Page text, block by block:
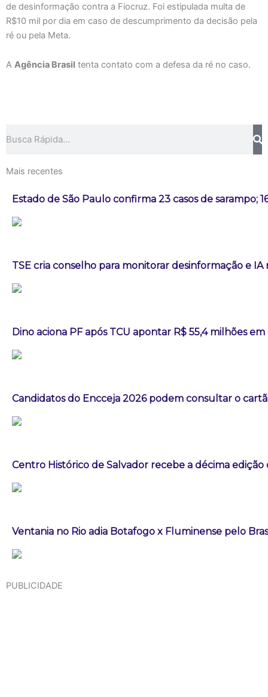
de desinformação contra a Fiocruz. Foi estipulada multa de
R$10 mil por dia em caso de descumprimento da decisão pela
ré ou pela Meta.
A Agência Brasil tenta contato com a defesa da ré no caso.
Mais recentes
Estado de São Paulo confirma 23 casos de sarampo;
TSE cria conselho para monitorar desinformação e IA
Dino aciona PF após TCU apontar R$ 55,4 milhões
Candidatos do Encceja 2026 podem consultar o
Centro Histórico de Salvador recebe a décima edição
Ventania no Rio adia Botafogo x Fluminense pelo
PUBLICIDADE